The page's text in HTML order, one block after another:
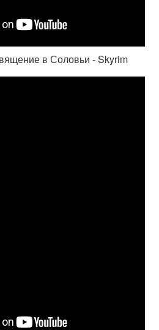
в Соловьи - Skyrim